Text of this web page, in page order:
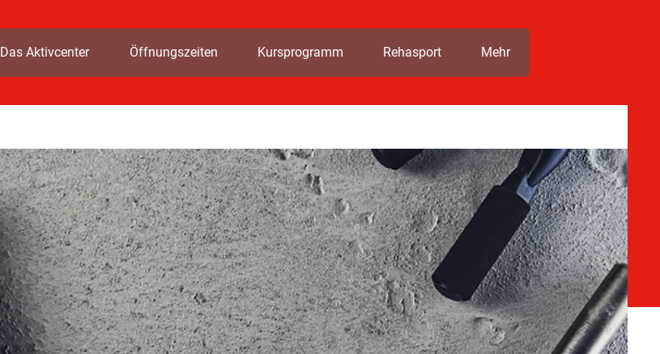
Das Aktivcenter Öffnungszeiten Kursprogramm Rehasport Mehr